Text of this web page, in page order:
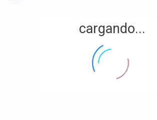
cargando...